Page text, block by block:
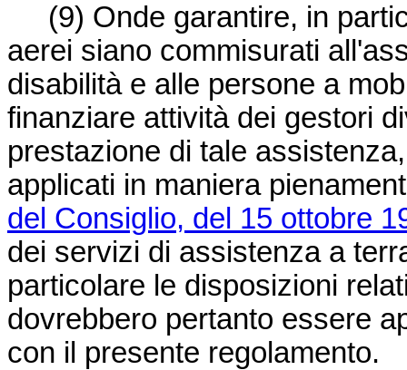
(9) Onde garantire, in
aerei siano commisurati
disabilità e alle persone a
finanziare attività dei gestori
prestazione di tale
applicati in maniera
del Consiglio, del 15 ottobre
dei servizi di assistenza a
particolare le disposizioni
dovrebbero pertanto essere
con il presente regolamento.